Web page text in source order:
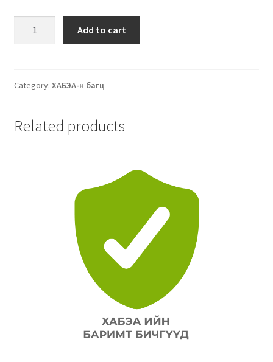
Add to cart
Category: ХАБЭА-н багц
Related products